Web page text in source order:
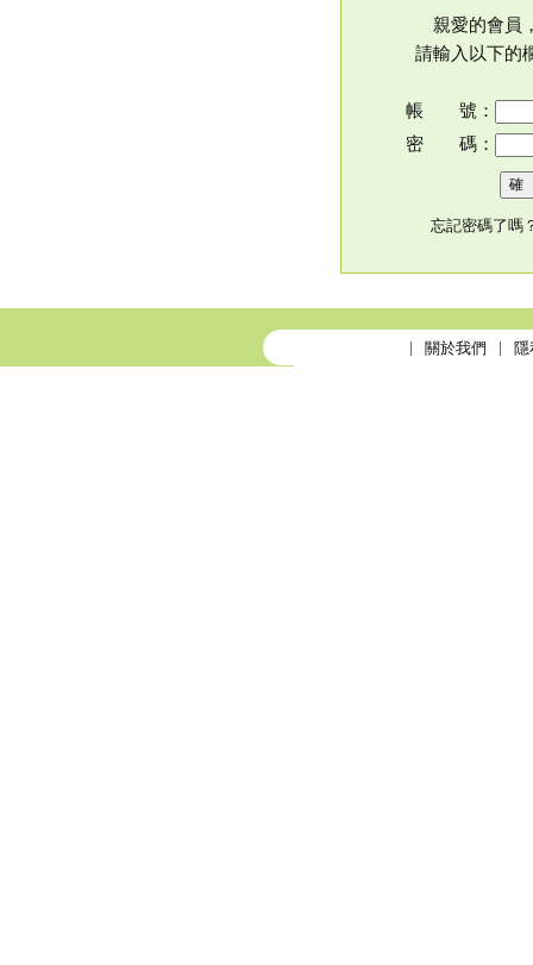
親愛的會員
請輸入以下的
帳 號：
密 碼：
忘記密碼了嗎
關於我們